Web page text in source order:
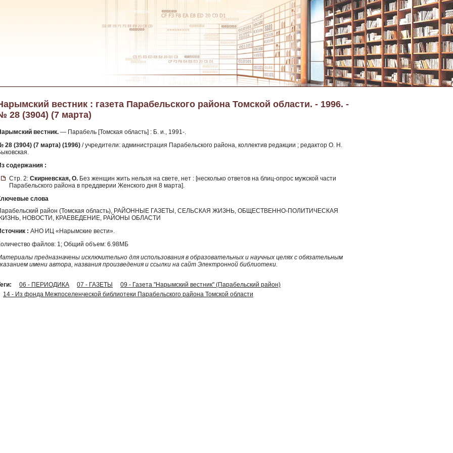
вестник : газета Парабельского района Томской области. - 1996. -
28 (3904) (7 марта)
вестник. — Парабель [Томская область] : Б. и., 1991-.
28 (3904) (7 марта) (1996) / учредители: администрация Парабельского района, коллектив редакции ; редактор О. Н.
содержания :
Стр. 2: Скирневская, О. Без женщин жить нельзя на свете, нет : [несколько ответов на блиц-опрос мужской части
Парабельского района в преддверии Женского дня 8 марта].
слова
район (Томская область), РАЙОННЫЕ ГАЗЕТЫ, СЕЛЬСКАЯ ЖИЗНЬ, ОБЩЕСТВЕННО-ПОЛИТИЧЕСКАЯ
НОВОСТИ, КРАЕВЕДЕНИЕ, РАЙОНЫ ОБЛАСТИ
: АНО ИЦ «Нарымские вести».
файлов: 1; Общий объем: 6.98МБ
предназначены исключительно для использования в образовательных и научных целях с обязательным
имени автора, названия произведения и ссылки на сайт Электронной библиотеки.
06 - ПЕРИОДИКА 07 - ГАЗЕТЫ
09 - Газета "Нарымский вестник" (Парабельский район)
14 - Из фонда Межпоселенческой библиотеки Парабельского района Томской области